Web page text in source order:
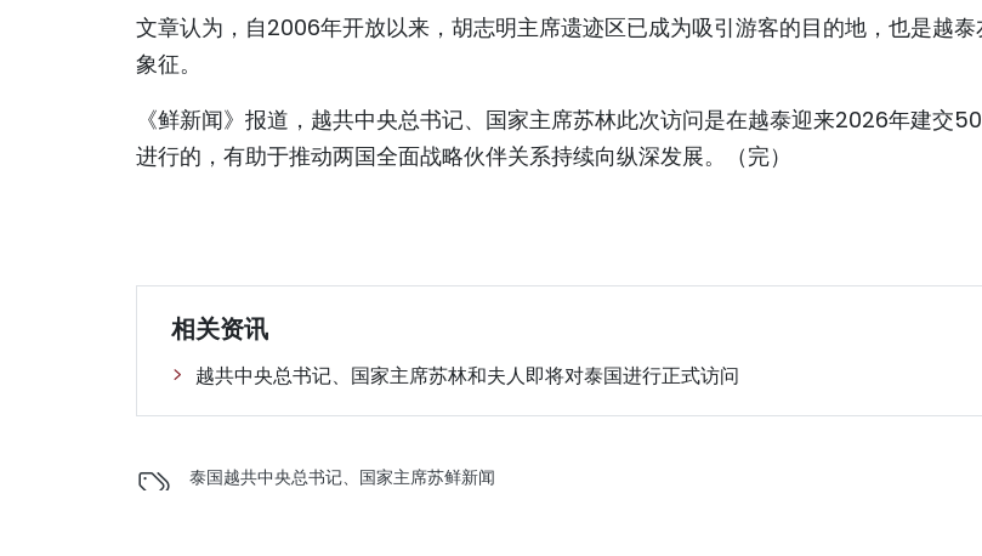
文章认为，自2006年开放以来，胡志明主席遗迹区已成为吸引游客的目的地，也是越
象征。
《鲜新闻》报道，越共中央总书记、国家主席苏林此次访问是在越泰迎来2026年建交
进行的，有助于推动两国全面战略伙伴关系持续向纵深发展。（完）
相关资讯
越共中央总书记、国家主席苏林和夫人即将对泰国进行正式访问
泰国越共中央总书记、国家主席苏鲜新闻